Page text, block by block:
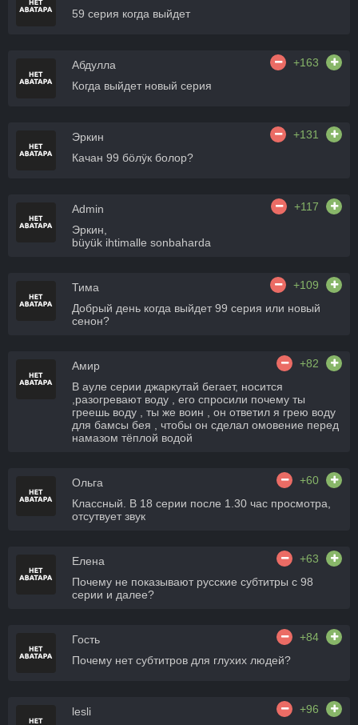
59 серия когда выйдет
Абдулла
+163
Когда выйдет новый серия
Эркин
+131
Качан 99 бӧлӱк болор?
Admin
+117
Эркин,
büyük ihtimalle sonbaharda
Тима
+109
Добрый день когда выйдет 99 серия или новый
сенон?
Амир
+82
В ауле серии джаркутай бегает, носится
,разогревают воду , его спросили почему ты
греешь воду , ты же воин , он ответил я грею воду
для бамсы бея , чтобы он сделал омовение перед
намазом тёплой водой
Ольга
+60
Классный. В 18 серии после 1.30 час просмотра,
отсутвует звук
Елена
+63
Почему не показывают русские субтитры с 98
серии и далее?
Гость
+84
Почему нет субтитров для глухих людей?
lesli
+96